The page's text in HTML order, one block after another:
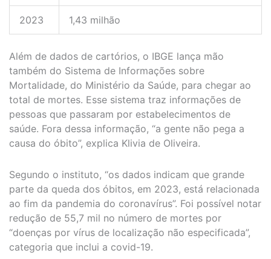
2023 1,43 milhão
Além de dados de cartórios, o IBGE lança mão
também do Sistema de Informações sobre
Mortalidade, do Ministério da Saúde, para chegar ao
total de mortes. Esse sistema traz informações de
pessoas que passaram por estabelecimentos de
saúde. Fora dessa informação, “a gente não pega a
causa do óbito”, explica Klivia de Oliveira.
Segundo o instituto, “os dados indicam que grande
parte da queda dos óbitos, em 2023, está relacionada
ao fim da pandemia do coronavírus”. Foi possível notar
redução de 55,7 mil no número de mortes por
“doenças por vírus de localização não especificada”,
categoria que inclui a covid-19.